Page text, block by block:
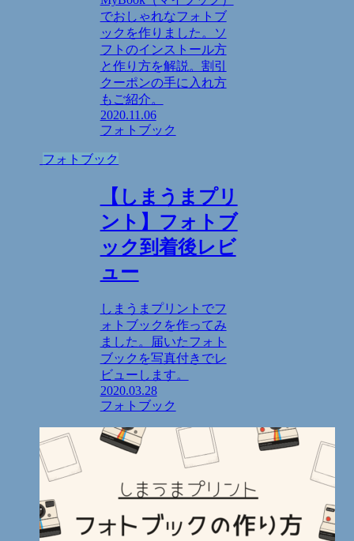
でおしゃれなフォトブ
ックを作りました。ソ
フトのインストール方
と作り方を解説。割引
クーポンの手に入れ方
もご紹介。
2020.11.06
フォトブック
フォトブック
【しまうまプリ
ント】フォトブ
ック到着後レビ
ュー
しまうまプリントでフ
ォトブックを作ってみ
ました。届いたフォト
ブックを写真付きでレ
ビューします。
2020.03.28
フォトブック